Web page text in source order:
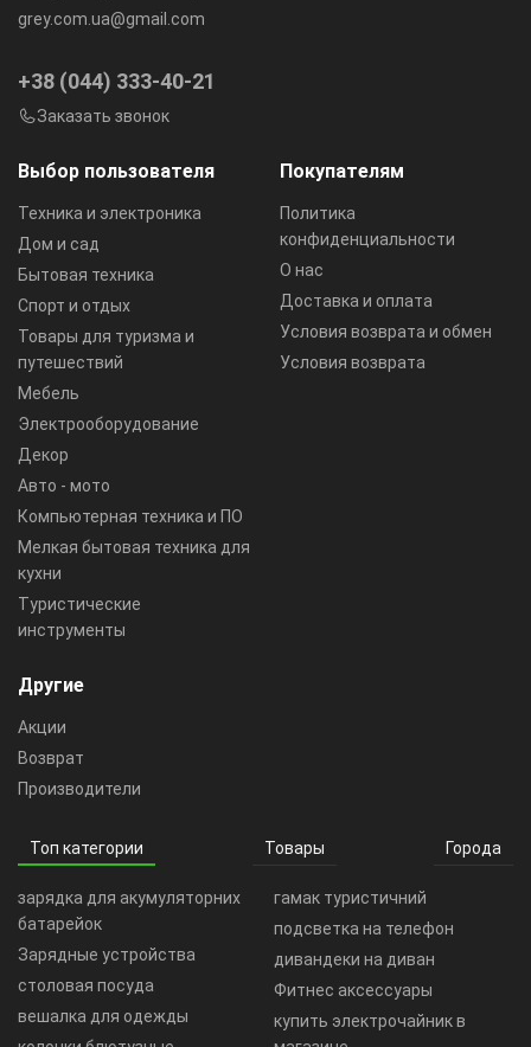
Выбор пользователя
Техника и электроника
Дом и сад
Бытовая техника
Спорт и отдых
Товары для туризма и
путешествий
Мебель
Электрооборудование
Декор
Авто - мото
Компьютерная техника и ПО
Мелкая бытовая техника для
кухни
Туристические
инструменты
Покупателям
Политика
конфиденциальности
О нас
Доставка и оплата
Условия возврата и обмен
Условия возврата
Другие
Акции
Возврат
Производители
grey.com.ua@gmail.com
+38 (044) 333-40-21
Заказать звонок
Топ категории Товары Города
зарядка для акумуляторних
батарейок
Зарядные устройства
столовая посуда
вешалка для одежды
гамак туристичний
подсветка на телефон
дивандеки на диван
Фитнес аксессуары
купить электрочайник в